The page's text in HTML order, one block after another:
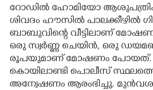
LITERATURE
ZOOM
CONTACT US
റോഡിൽ ഹോമിയോ
ശിവദം ഹൗസിൽ പാലക്കീഴിൽ
ബാബുവിന്റെ വീട്ടിലാണ്
ഒരു സ്വർണ്ണ ചെയിൻ, ഒരു
രൂപയുമാണ് മോഷണം പോയത്.
കൊയിലാണ്ടി പൊലീസ്
അന്വേഷണം ആരംഭിച്ചു.